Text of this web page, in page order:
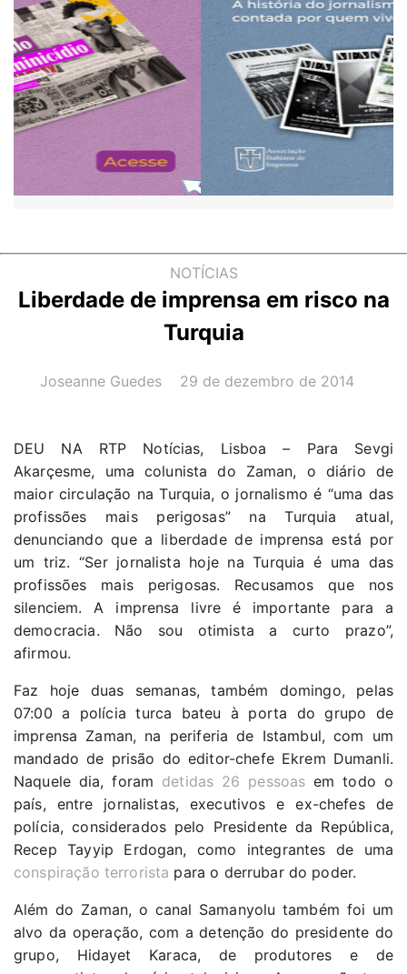
NOTÍCIAS
Liberdade de imprensa em risco na
Turquia
AUTOR(A):
Joseanne Guedes DATA:
29 de dezembro de 2014
DEU NA RTP Notícias, Lisboa – Para Sevgi
Akarçesme, uma colunista do Zaman, o diário de
maior circulação na Turquia, o jornalismo é “uma das
profissões mais perigosas” na Turquia atual,
denunciando que a liberdade de imprensa está por
um triz. “Ser jornalista hoje na Turquia é uma das
profissões mais perigosas. Recusamos que nos
silenciem. A imprensa livre é importante para a
democracia. Não sou otimista a curto prazo”,
afirmou.
Faz hoje duas semanas, também domingo, pelas
07:00 a polícia turca bateu à porta do grupo de
imprensa Zaman, na periferia de Istambul, com um
mandado de prisão do editor-chefe Ekrem Dumanli.
Naquele dia, foram detidas 26 pessoas em todo o
país, entre jornalistas, executivos e ex-chefes de
polícia, considerados pelo Presidente da República,
Recep Tayyip Erdogan, como integrantes de uma
conspiração terrorista para o derrubar do poder.
Além do Zaman, o canal Samanyolu também foi um
alvo da operação, com a detenção do presidente do
grupo, Hidayet Karaca, de produtores e de